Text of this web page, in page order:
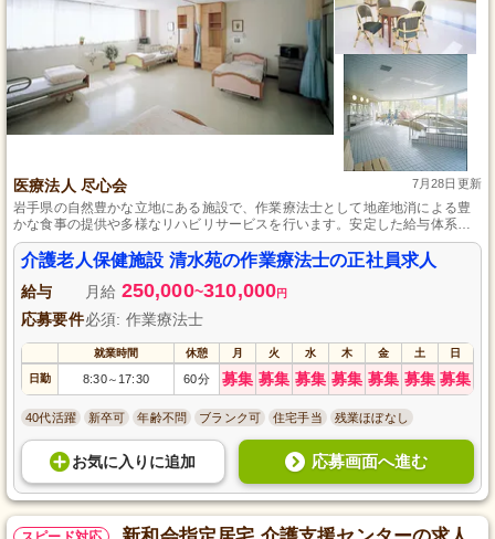
医療法人 尽心会 7月28日更新
岩手県の自然豊かな立地にある施設で、作業療法士として地産地消による豊
かな食事の提供や多様なリハビリサービスを行います。安定した給与体系、
賞与3ヵ月分、生活をサポートする各種手当、そして週休二日制で17：30終
業のため、メリハリをつけた働き方が可能です。お客様の生活が豊かになる
よう親身にサポートできる方、お待ちしています。
介護老人保健施設 清水苑の作業療法士の正社員求人
給与 月給 250,000~310,000円
応募要件必須: 作業療法士
就業時間 休憩 月 火 水 木 金 土 日
日勤 8:30～ 17:30 60分 募集 募集 募集 募集 募集 募集 募集
40代活躍 新卒可 年齢不問 ブランク可 住宅手当 残業ほぼなし
お気に入り に追加 応募画面へ進む